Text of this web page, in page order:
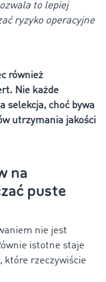
to lepiej
ryzyko operacyjne
również
Nie każde
selekcja, choć bywa
utrzymania jakości
na
puste
nie jest
istotne staje
które rzeczywiście